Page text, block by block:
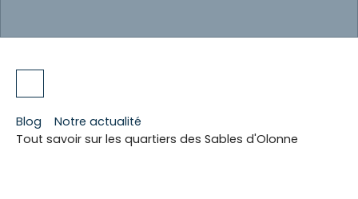
Blog
Notre actualité
Tout savoir sur les quartiers des Sables d'Olonne